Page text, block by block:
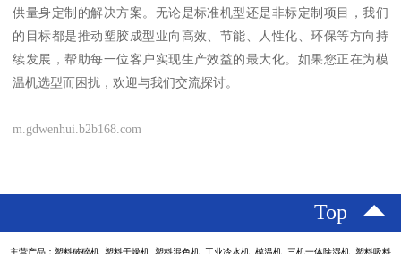
供量身定制的解决方案。无论是标准机型还是非标定制项目，我们
的目标都是推动塑胶成型业向高效、节能、人性化、环保等方向持
续发展，帮助每一位客户实现生产效益的最大化。如果您正在为模
温机选型而困扰，欢迎与我们交流探讨。
m.gdwenhui.b2b168.com
Top
主营产品：塑料破碎机 塑料干燥机 塑料混色机 工业冷水机 模温机 三机一体除湿机 塑料吸料